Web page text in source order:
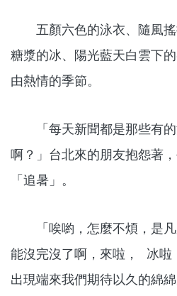
五顏六色的泳衣、隨風搖
糖漿的冰、陽光藍天白雲下
由熱情的季節。
「每天新聞都是那些有的
啊？」台北來的朋友抱怨著
「追暑」。
「唉喲，怎麼不煩，是凡
能沒完沒了啊，來啦， 冰啦
出現端來我們期待以久的綿